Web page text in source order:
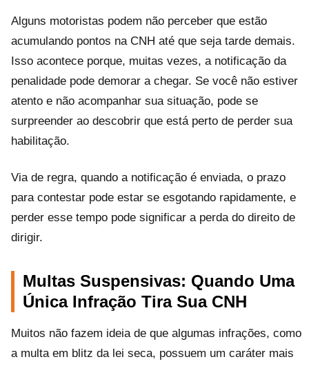
Alguns motoristas podem não perceber que estão
acumulando pontos na CNH até que seja tarde demais.
Isso acontece porque, muitas vezes, a notificação da
penalidade pode demorar a chegar. Se você não estiver
atento e não acompanhar sua situação, pode se
surpreender ao descobrir que está perto de perder sua
habilitação.
Via de regra, quando a notificação é enviada, o prazo
para contestar pode estar se esgotando rapidamente, e
perder esse tempo pode significar a perda do direito de
dirigir.
Multas Suspensivas: Quando Uma
Única Infração Tira Sua CNH
Muitos não fazem ideia de que algumas infrações, como
a multa em blitz da lei seca, possuem um caráter mais